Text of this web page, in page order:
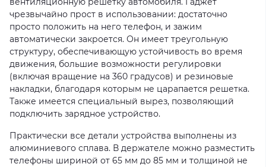
чрезвычайно прост в использовании: достаточно
просто положить на него телефон, и зажим
автоматически закроется. Он имеет треугольную
структуру, обеспечивающую устойчивость во время
движения, большие возможности регулировки
(включая вращение на 360 градусов) и резиновые
накладки, благодаря которым не царапается решетка.
Также имеется специальный вырез, позволяющий
подключить зарядное устройство.
Практически все детали устройства выполнены из
алюминиевого сплава. В держателе можно разместить
телефоны шириной от 65 мм до 85 мм и толщиной не